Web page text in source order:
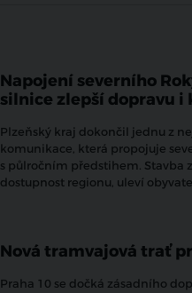
Napojení severního
silnice zlepší dopravu
Plzeňský kraj dokončil jednu z
komunikace, která propojuje
s půlročním předstihem. Stavba
dostupnost regionu, uleví
Nová tramvajová trať
Praha 10 se dočká zásadního